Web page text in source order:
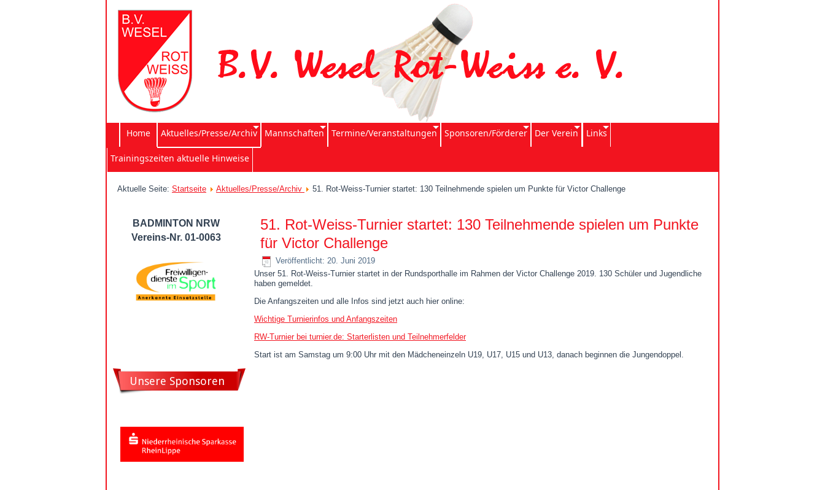
Home Aktuelles/Presse/Archiv Mannschaften Termine/Veranstaltungen Sponsoren/Förderer Der Verein Links
Trainingszeiten aktuelle Hinweise
Aktuelle Seite: Startseite Aktuelles/Presse/Archiv 51. Rot-Weiss-Turnier startet: 130 Teilnehmende spielen um Punkte für Victor Challenge
BADMINTON NRW
Vereins-Nr. 01-0063
Unsere Sponsoren
51. Rot-Weiss-Turnier startet: 130 Teilnehmende spielen um Punkte
für Victor Challenge
Veröffentlicht: 20. Juni 2019
Unser 51. Rot-Weiss-Turnier startet in der Rundsporthalle im Rahmen der Victor Challenge 2019. 130 Schüler und Jugendliche
haben gemeldet.
Die Anfangszeiten und alle Infos sind jetzt auch hier online:
Wichtige Turnierinfos und Anfangszeiten
RW-Turnier bei turnier.de: Starterlisten und Teilnehmerfelder
Start ist am Samstag um 9:00 Uhr mit den Mädcheneinzeln U19, U17, U15 und U13, danach beginnen die Jungendoppel.